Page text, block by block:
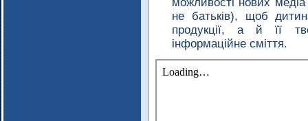
не батьків), щоб
продукції, а й її
інформаційне сміття.